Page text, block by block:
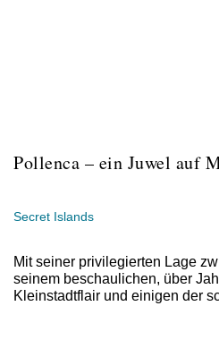
Pollenca – ein Juwel auf
Secret Islands
Mit seiner privilegierten Lage
seinem beschaulichen, über
Kleinstadtflair und einigen der